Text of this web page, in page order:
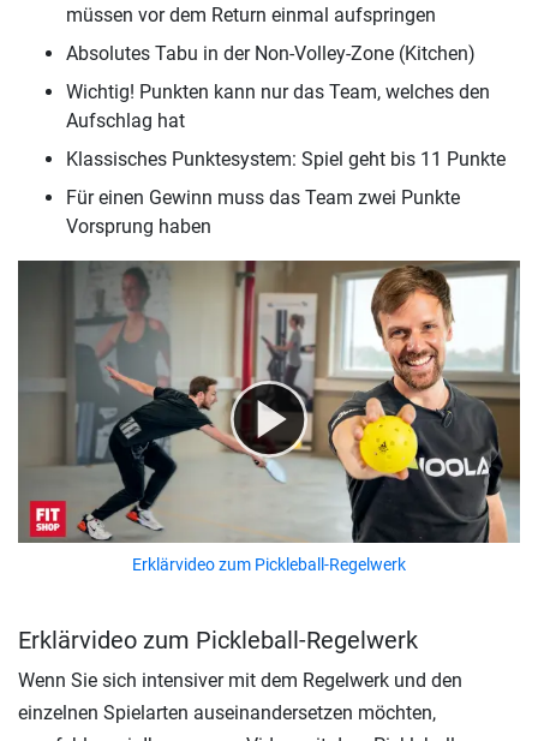
müssen vor dem Return einmal aufspringen
Absolutes Tabu in der Non-Volley-Zone (Kitchen)
Wichtig! Punkten kann nur das Team, welches den
Aufschlag hat
Klassisches Punktesystem: Spiel geht bis 11 Punkte
Für einen Gewinn muss das Team zwei Punkte
Vorsprung haben
Erklärvideo zum Pickleball-Regelwerk
Erklärvideo zum Pickleball-Regelwerk
Wenn Sie sich intensiver mit dem Regelwerk und den
einzelnen Spielarten auseinandersetzen möchten,